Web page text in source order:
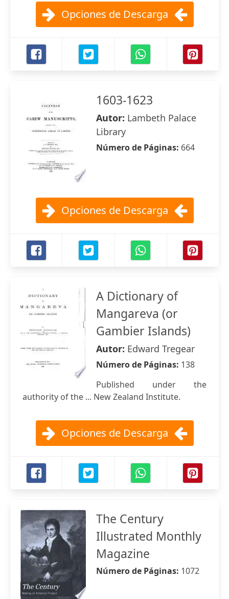
Opciones de Descarga
1603-1623
Autor: Lambeth Palace
Library
Número de Páginas: 664
Opciones de Descarga
A Dictionary of
Mangareva (or
Gambier Islands)
Autor: Edward Tregear
Número de Páginas: 138
Published under the
authority of the ... New Zealand Institute.
Opciones de Descarga
The Century
Illustrated Monthly
Magazine
Número de Páginas: 1072